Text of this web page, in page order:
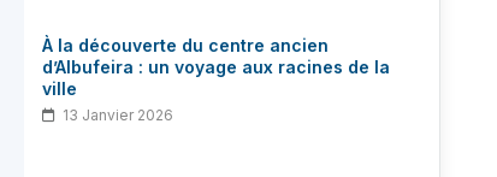
À la découverte du centre ancien
d’Albufeira : un voyage aux racines de la
ville
13 Janvier 2026